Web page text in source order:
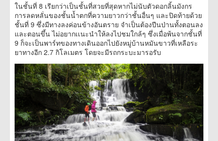
ในชั้นที่ 8 เรียกว่าเป็นชั้นที่สวยที่สุดหากไม่นับตัวดอกลิ้นมังกร
การลดหลั่นของชั้นน้ำตกที่ความยาวกว่าชั้นอื่นๆ และปิดท้ายด้วย
ชั้นที่ 9 ซึ่งมีทางลงค่อนข้างอันตราย จำเป็นต้องปีนป่านทั้งตอนลง
และตอนขึ้น ไม่อยากเเนะนำให้ลงไปชมใกล้ๆ ซึ่งเมื่อพ้นจากชั้นที่
9 ก็จะเป็นพาร์ทของทางเดินออกไปยังหมู่บ้านหมันขาวที่เหลือระ
ยาทางอีก 2.7 กิโลเมตร โดยจะมีรถกระบะมารอรับ